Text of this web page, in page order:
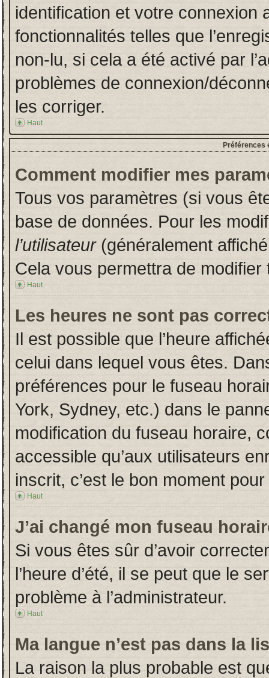
identification et votre connexion
fonctionnalités telles que
non-lu, si cela a été activé par
problèmes de connexion/
les corriger.
Haut
Préférences
Comment modifier mes
Tous vos paramètres (si vous
base de données. Pour les
l’utilisateur(généralement
Cela vous permettra de
Haut
Les heures ne sont pas
Il est possible que l’heure
celui dans lequel vous êtes.
préférences pour le fuseau
York, Sydney, etc.) dans le
modification du fuseau horaire,
accessible qu’aux utilisateurs
inscrit, c’est le bon moment
Haut
J’ai changé mon fuseau
Si vous êtes sûr d’avoir
l’heure d’été, il se peut que le
problème à l’administrateur.
Haut
Ma langue n’est pas dans la
La raison la plus probable est